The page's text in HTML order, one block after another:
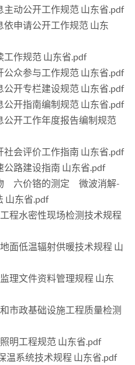
动公开工作规范 山东省.pdf
申请公开工作规范 山东
作规范 山东省.pdf
众参与工作规范 山东省.pdf
开专栏建设规范 山东省.pdf
开指南编制规范 山东省.pdf
开工作年度报告编制规范
会评价工作指南 山东省.pdf
路建设指南 山东省.pdf
六价铬的测定 微波消解-
山东省.pdf
程水密性现场检测技术规程
面低温辐射供暖技术规程 山
理文件资料管理规程 山东
市政基础设施工程质量检测
明工程规范 山东省.pdf
温系统技术规程 山东省.pdf